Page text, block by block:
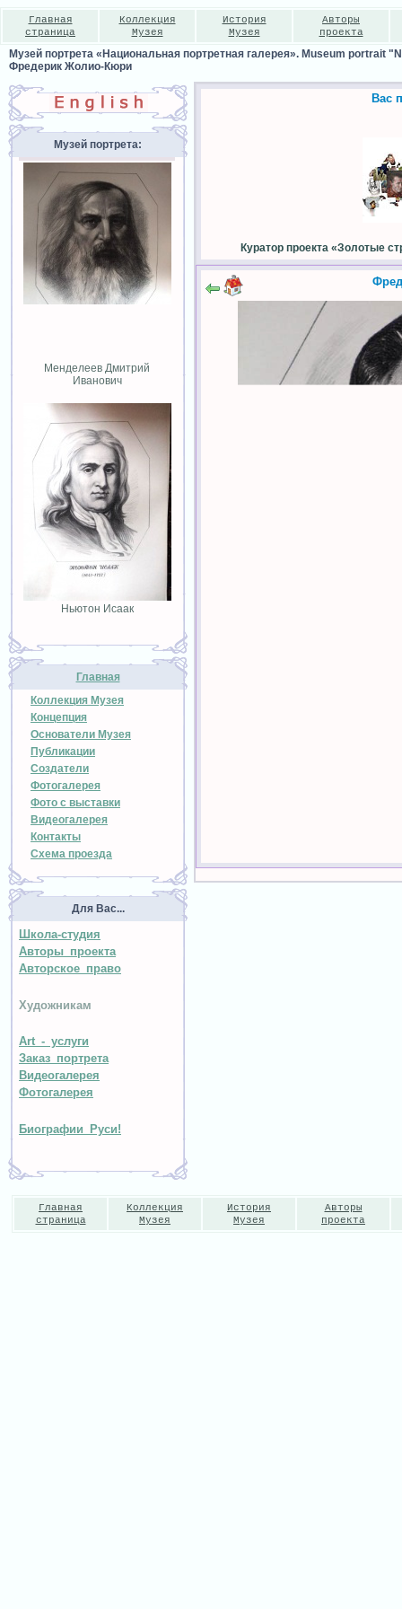
Главная
страница
Коллекция
Музея
История
Музея
Авторы
проекта
Музей портрета «Национальная портретная галерея». Museum portrait
Фредерик Жолио-Кюри
Музей портрета:
Менделеев Дмитрий
Иванович
Ньютон Исаак
Главная
Коллекция Музея
Концепция
Основатели Музея
Публикации
Создатели
Фотогалерея
Фото с выставки
Видеогалерея
Контакты
Схема проезда
Для Вас...
Школа-студия
Авторы проекта
Авторское право
Художникам
Art - услуги
Заказ портрета
Видеогалерея
Фотогалерея
Биографии Руси!
Вас
Куратор проекта «Золотые
Главная
страница
Коллекция
Музея
История
Музея
Авторы
проекта